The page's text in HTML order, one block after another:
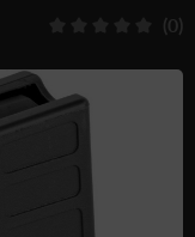
(0)